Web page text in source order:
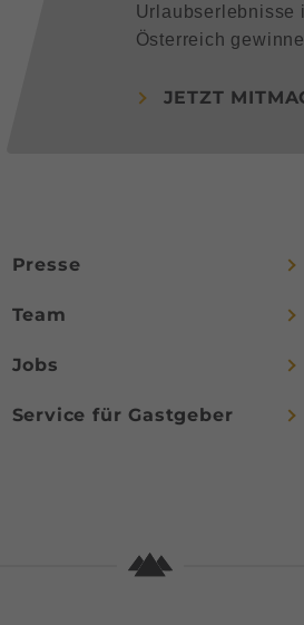
Urlaubserlebnisse
Österreich
JETZT
Presse
Team
Jobs
Service für Gastgeber